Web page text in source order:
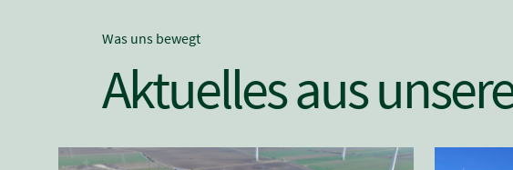
Was uns bewegt
Aktuelles aus